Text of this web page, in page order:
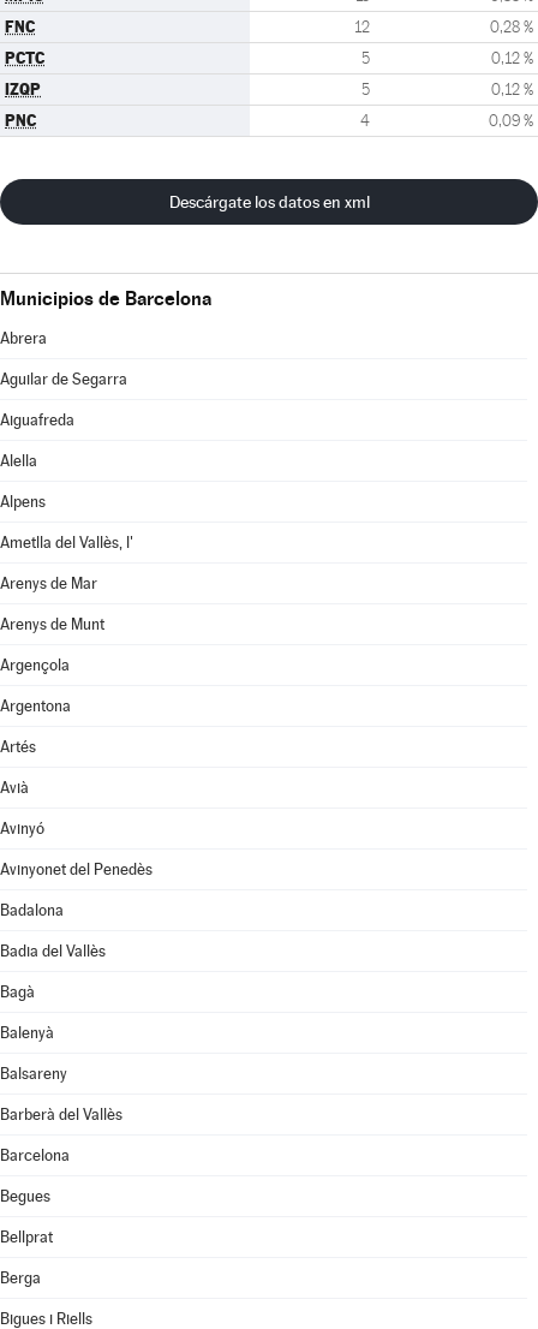
FNC 12 0,28 %
PCTC 5 0,12 %
IZQP 5 0,12 %
PNC 4 0,09 %
Descárgate los datos en xml
Municipios de Barcelona
Abrera
Aguilar de Segarra
Aiguafreda
Alella
Alpens
Ametlla del Vallès, l'
Arenys de Mar
Arenys de Munt
Argençola
Argentona
Artés
Avià
Avinyó
Avinyonet del Penedès
Badalona
Badia del Vallès
Bagà
Balenyà
Balsareny
Barberà del Vallès
Barcelona
Begues
Bellprat
Berga
Bigues i Riells